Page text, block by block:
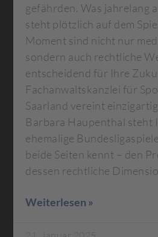
gefährden. Was jahrelang
steht plötzlich auf dem
Moment sind nicht nur
sondern auch rechtliche
entscheidend für Ihre
Fachanwaltskanzlei für
Saarland vereint
Barbara Haupenthal steht
ehemalige
beide Seiten kennt – den
dessen rechtliche
Weiterlesen »